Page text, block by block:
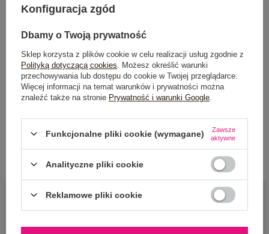
NEWSLETTER
Zapisz się do naszego newslettera i otrzymaj 15% zniżki na
pierwsze zamówienie
Konfiguracja zgód
Dbamy o Twoją prywatność
Sklep korzysta z plików cookie w celu realizacji usług zgodnie z
Polityką dotyczącą cookies . Możesz określić warunki
przechowywania lub dostępu do cookie w Twojej przeglądarce.
Więcej informacji na temat warunków i prywatności można
znaleźć także na stronie Prywatność i warunki Google
Funkcjonalne pliki cookie (wymagane)
Zawsze
aktywne
Analityczne pliki cookie
Reklamowe pliki cookie